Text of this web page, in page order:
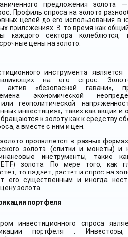
предложения золота
Профиль спроса на золото
целей до его использования в
приложениях. В то время как
каждого сектора колеблются,
цены на золото.
инструмента
влияющих на его спрос.
актив «безопасной гавани»,
экономической
геополитической
инвестициях, таких как акции и
к золоту как к средству
а вместе с ним и цен.
проявляется в разных
золота (слитки и монеты) и
инструменты, такие
золота. По мере того, как
то падает, растет и спрос на
его существенным и иногда
золота.
портфеля
инвестиционного спроса
портфеля .